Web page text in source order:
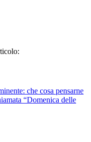
che cosa pensarne
“Domenica delle